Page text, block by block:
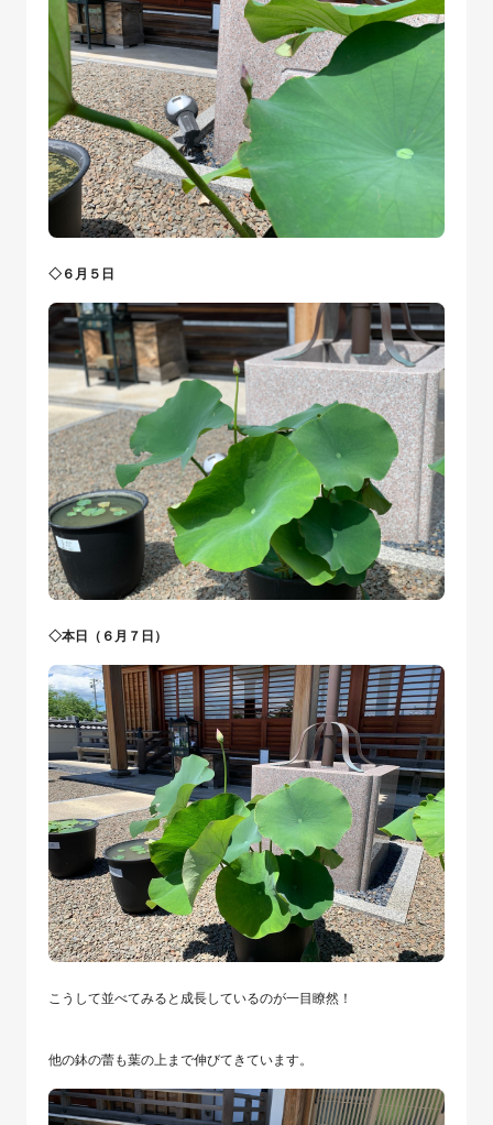
◇６月５日
◇本日（６月７日）
こうして並べてみると成長しているのが一目瞭然！
他の鉢の蕾も葉の上まで伸びてきています。